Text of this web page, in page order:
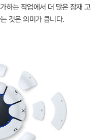
하는 작업에서 더 많은 잠재 고
것은 의미가 큽니다.